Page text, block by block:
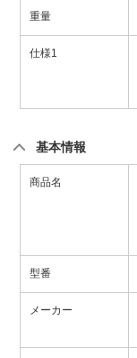
重量
仕様1
基本情報
商品名
型番
メーカー